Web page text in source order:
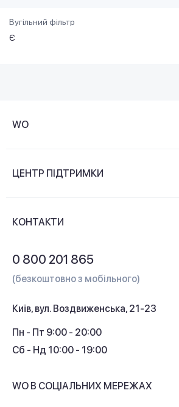
Вугільний фільтр
Є
WO
Контакти
ЦЕНТР ПІДТРИМКИ
Кешбек
КОНТАКТИ
0 800 201 865
(безкоштовно з мобільного)
Київ, вул. Воздвиженська, 21-23
Пн - Пт 9:00 - 20:00
Сб - Нд 10:00 - 19:00
WO В СОЦІАЛЬНИХ МЕРЕЖАХ